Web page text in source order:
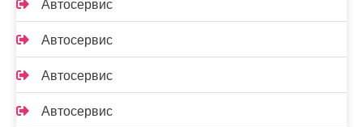
Автосервис
Автосервис
Автосервис
Автосервис